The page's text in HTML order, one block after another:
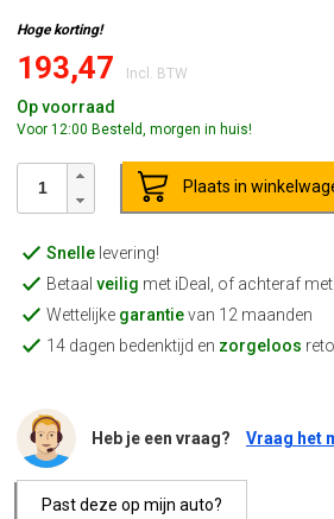
Hoge korting!
193,47 Incl. BTW
Op voorraad
Voor 12:00 Besteld, morgen in huis!
Plaats in
Snellelevering!
Betaal veilig met iDeal, of achteraf
Wettelijke garantievan 12 maanden
14 dagen bedenktijd en zorgeloos
Heb je een vraag? Vraag het
Past deze op mijn auto?